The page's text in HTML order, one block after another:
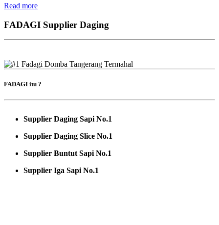
Read more
FADAGI Supplier Daging
FADAGI itu ?
Supplier Daging Sapi No.1
Supplier Daging Slice No.1
Supplier Buntut Sapi No.1
Supplier Iga Sapi No.1